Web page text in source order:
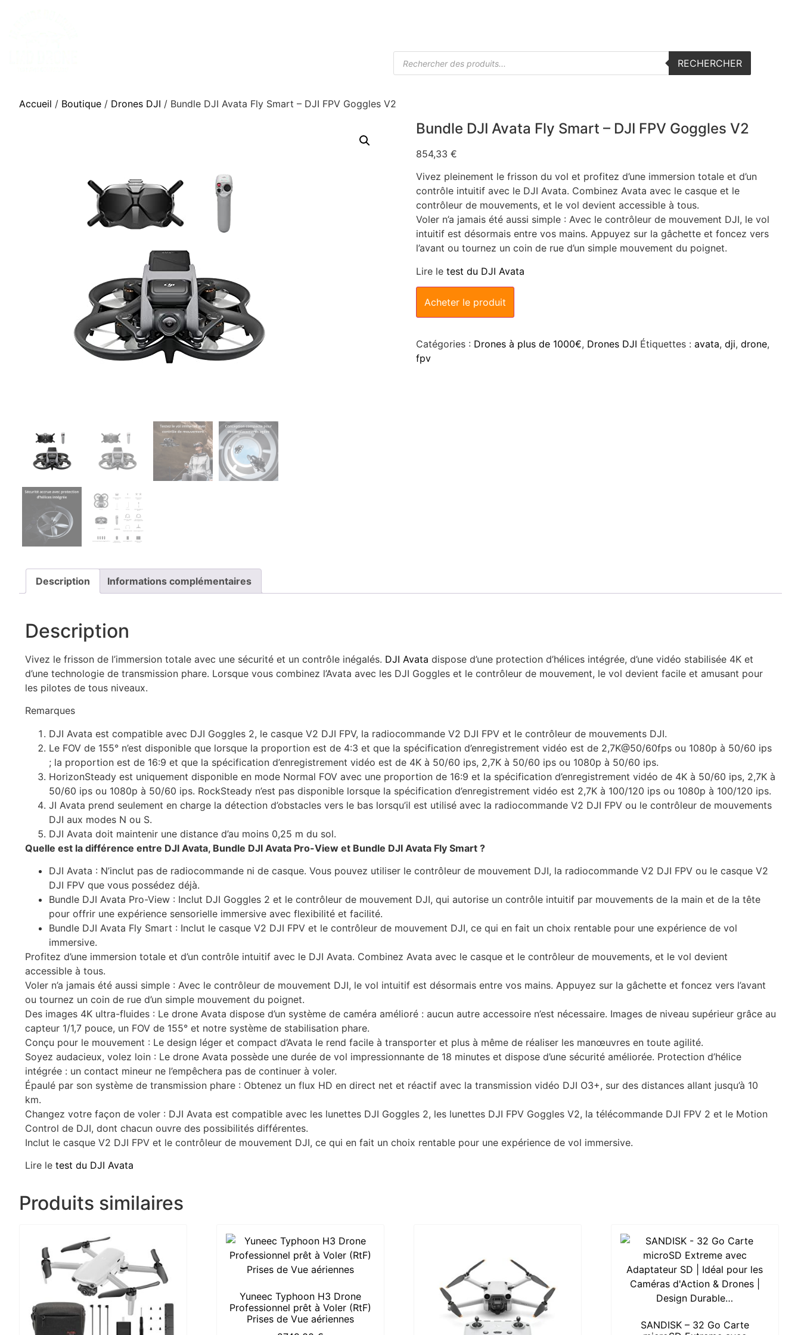
RECHERCHER
Accueil / Boutique / Drones DJI / Bundle DJI Avata Fly Smart – DJI FPV Goggles V2
Bundle DJI Avata Fly Smart – DJI FPV Goggles V2
854,33 €
Vivez pleinement le frisson du vol et profitez d’une immersion totale et d’un
contrôle intuitif avec le DJI Avata. Combinez Avata avec le casque et le
contrôleur de mouvements, et le vol devient accessible à tous.
Voler n’a jamais été aussi simple : Avec le contrôleur de mouvement DJI, le vol
intuitif est désormais entre vos mains. Appuyez sur la gâchette et foncez vers
l’avant ou tournez un coin de rue d’un simple mouvement du poignet.
Lire le test du DJI Avata
Acheter le produit
Catégories : Drones à plus de 1000€, Drones DJI Étiquettes : avata, dji, drone,
fpv
Description Informations complémentaires
Description
Vivez le frisson de l’immersion totale avec une sécurité et un contrôle inégalés. DJI Avata dispose d’une protection d’hélices intégrée, d’une vidéo stabilisée 4K et
d’une technologie de transmission phare. Lorsque vous combinez l’Avata avec les DJI Goggles et le contrôleur de mouvement, le vol devient facile et amusant pour
les pilotes de tous niveaux.
Remarques
DJI Avata est compatible avec DJI Goggles 2, le casque V2 DJI FPV, la radiocommande V2 DJI FPV et le contrôleur de mouvements DJI.
Le FOV de 155° n’est disponible que lorsque la proportion est de 4:3 et que la spécification d’enregistrement vidéo est de 2,7K@50/60fps ou 1080p à 50/60 ips
; la proportion est de 16:9 et que la spécification d’enregistrement vidéo est de 4K à 50/60 ips, 2,7K à 50/60 ips ou 1080p à 50/60 ips.
HorizonSteady est uniquement disponible en mode Normal FOV avec une proportion de 16:9 et la spécification d’enregistrement vidéo de 4K à 50/60 ips, 2,7K à
50/60 ips ou 1080p à 50/60 ips. RockSteady n’est pas disponible lorsque la spécification d’enregistrement vidéo est 2,7K à 100/120 ips ou 1080p à 100/120 ips.
JI Avata prend seulement en charge la détection d’obstacles vers le bas lorsqu’il est utilisé avec la radiocommande V2 DJI FPV ou le contrôleur de mouvements
DJI aux modes N ou S.
DJI Avata doit maintenir une distance d’au moins 0,25 m du sol.
Quelle est la différence entre DJI Avata, Bundle DJI Avata Pro-View et Bundle DJI Avata Fly Smart ?
DJI Avata : N’inclut pas de radiocommande ni de casque. Vous pouvez utiliser le contrôleur de mouvement DJI, la radiocommande V2 DJI FPV ou le casque V2
DJI FPV que vous possédez déjà.
Bundle DJI Avata Pro-View : Inclut DJI Goggles 2 et le contrôleur de mouvement DJI, qui autorise un contrôle intuitif par mouvements de la main et de la tête
pour offrir une expérience sensorielle immersive avec flexibilité et facilité.
Bundle DJI Avata Fly Smart : Inclut le casque V2 DJI FPV et le contrôleur de mouvement DJI, ce qui en fait un choix rentable pour une expérience de vol
immersive.
Profitez d’une immersion totale et d’un contrôle intuitif avec le DJI Avata. Combinez Avata avec le casque et le contrôleur de mouvements, et le vol devient
accessible à tous.
Voler n’a jamais été aussi simple : Avec le contrôleur de mouvement DJI, le vol intuitif est désormais entre vos mains. Appuyez sur la gâchette et foncez vers l’avant
ou tournez un coin de rue d’un simple mouvement du poignet.
Des images 4K ultra-fluides : Le drone Avata dispose d’un système de caméra amélioré : aucun autre accessoire n’est nécessaire. Images de niveau supérieur grâce au
capteur 1/1,7 pouce, un FOV de 155° et notre système de stabilisation phare.
Conçu pour le mouvement : Le design léger et compact d’Avata le rend facile à transporter et plus à même de réaliser les manœuvres en toute agilité.
Soyez audacieux, volez loin : Le drone Avata possède une durée de vol impressionnante de 18 minutes et dispose d’une sécurité améliorée. Protection d’hélice
intégrée : un contact mineur ne l’empêchera pas de continuer à voler.
Épaulé par son système de transmission phare : Obtenez un flux HD en direct net et réactif avec la transmission vidéo DJI O3+, sur des distances allant jusqu’à 10
km.
Changez votre façon de voler : DJI Avata est compatible avec les lunettes DJI Goggles 2, les lunettes DJI FPV Goggles V2, la télécommande DJI FPV 2 et le Motion
Control de DJI, dont chacun ouvre des possibilités différentes.
Inclut le casque V2 DJI FPV et le contrôleur de mouvement DJI, ce qui en fait un choix rentable pour une expérience de vol immersive.
Lire le test du DJI Avata
Produits similaires
Yuneec Typhoon H3 Drone
Professionnel prêt à Voler (RtF)
Prises de Vue aériennes
SANDISK – 32 Go Carte